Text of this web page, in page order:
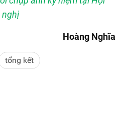
nghị
Hoàng Nghĩa
tổng kết